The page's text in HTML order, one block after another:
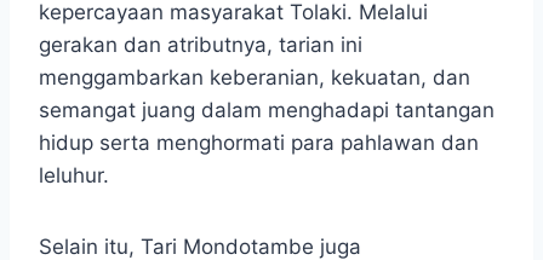
kepercayaan masyarakat Tolaki. Melalui
gerakan dan atributnya, tarian ini
menggambarkan keberanian, kekuatan, dan
semangat juang dalam menghadapi tantangan
hidup serta menghormati para pahlawan dan
leluhur.
Selain itu, Tari Mondotambe juga